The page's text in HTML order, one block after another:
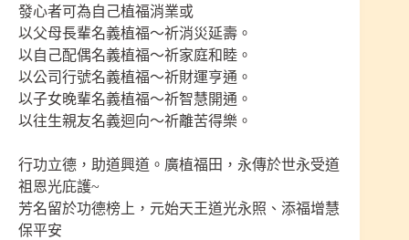
發心者可為自己植福消業或
以父母長輩名義植福～祈消災延壽。
以自己配偶名義植福～祈家庭和睦。
以公司行號名義植福～祈財運亨通。
以子女晚輩名義植福～祈智慧開通。
以往生親友名義迴向～祈離苦得樂。
行功立德，助道興道。廣植福田，永傳於世永受道
祖恩光庇護~
芳名留於功德榜上，元始天王道光永照、添福增慧
保平安